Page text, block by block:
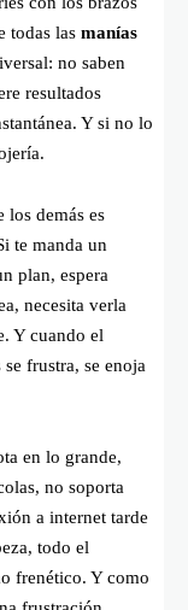
todas las manías
no saben
resultados
Y si no lo
demás es
te manda un
plan, espera
necesita verla
Y cuando el
frustra, se enoja
en lo grande,
no soporta
a internet tarde
todo el
frenético. Y como